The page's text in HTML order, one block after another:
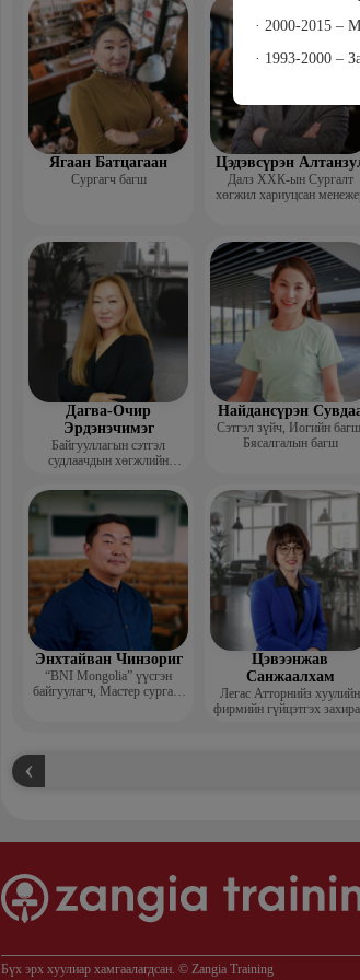
· 2000-2015 –
· 1993-2000 –
Ягаан Батцагаан
Сургагч багш
Цэдэвсүрэн
Далз ХХК-ын Сургалт
хөгжил хариуцсан
Дагва-Очир
Эрдэнэчимэг
Байгууллагын сэтгэл
судлаачдын хөгжлийн
захирал
Найдансүрэн
Сэтгэл зүйч, Иогийн
Бясалгалын багш
Энхтайван Чинзориг
“BNI Mongolia” үүсгэн
байгуулагч, Мастер сургагч
Цэвээнжав
Санжаалхам
Легас Атторнийз хуулийн
фирмийн гүйцэтгэх
Бүх эрх хуулиар хамгаалагдсан. © Zangia Training